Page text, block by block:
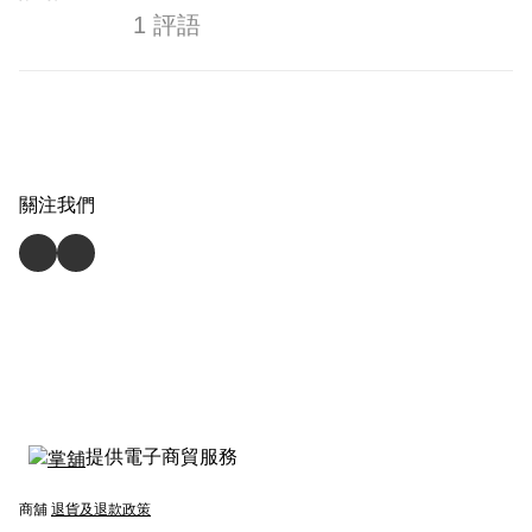
1 評語
關注我們
提供電子商貿服務
商舖 退貨及退款政策